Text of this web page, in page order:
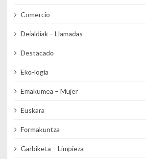
Comercio
Deialdiak – Llamadas
Destacado
Eko-logia
Emakumea – Mujer
Euskara
Formakuntza
Garbiketa – Limpieza